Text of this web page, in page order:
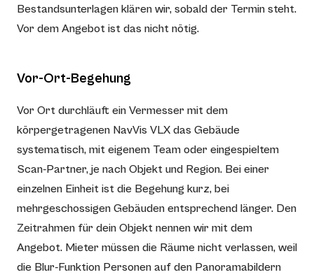
Bestandsunterlagen klären wir, sobald der Termin steht.
Vor dem Angebot ist das nicht nötig.
Vor-Ort-Begehung
Vor Ort durchläuft ein Vermesser mit dem
körpergetragenen NavVis VLX das Gebäude
systematisch, mit eigenem Team oder eingespieltem
Scan-Partner, je nach Objekt und Region. Bei einer
einzelnen Einheit ist die Begehung kurz, bei
mehrgeschossigen Gebäuden entsprechend länger. Den
Zeitrahmen für dein Objekt nennen wir mit dem
Angebot. Mieter müssen die Räume nicht verlassen, weil
die Blur-Funktion Personen auf den Panoramabildern